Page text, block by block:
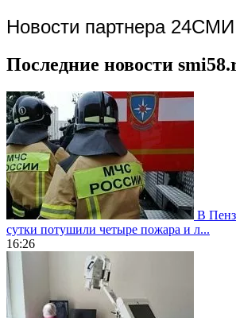
Новости партнера 24СМИ
Последние новости
В
сутки потушили четыре пожара и л...
16:26